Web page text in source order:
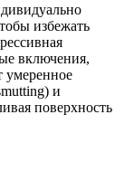
избежать
включения,
умеренное
и
поверхность